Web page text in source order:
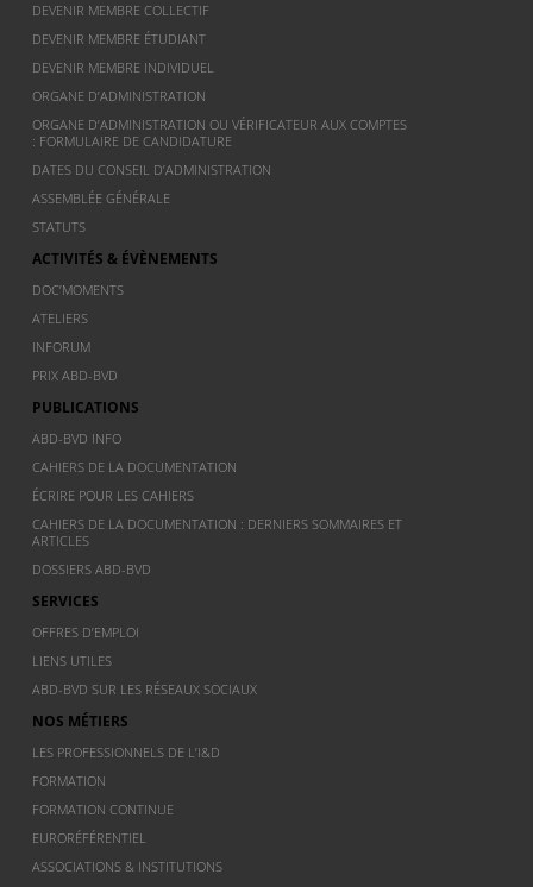
DEVENIR MEMBRE COLLECTIF
DEVENIR MEMBRE ÉTUDIANT
DEVENIR MEMBRE INDIVIDUEL
ORGANE D’ADMINISTRATION
ORGANE D’ADMINISTRATION OU VÉRIFICATEUR AUX COMPTES
: FORMULAIRE DE CANDIDATURE
DATES DU CONSEIL D’ADMINISTRATION
ASSEMBLÉE GÉNÉRALE
STATUTS
ACTIVITÉS & ÉVÈNEMENTS
DOC’MOMENTS
ATELIERS
INFORUM
PRIX ABD-BVD
PUBLICATIONS
ABD-BVD INFO
CAHIERS DE LA DOCUMENTATION
ÉCRIRE POUR LES CAHIERS
CAHIERS DE LA DOCUMENTATION : DERNIERS SOMMAIRES ET
ARTICLES
DOSSIERS ABD-BVD
SERVICES
OFFRES D’EMPLOI
LIENS UTILES
ABD-BVD SUR LES RÉSEAUX SOCIAUX
NOS MÉTIERS
LES PROFESSIONNELS DE L’I&D
FORMATION
FORMATION CONTINUE
EURORÉFÉRENTIEL
ASSOCIATIONS & INSTITUTIONS